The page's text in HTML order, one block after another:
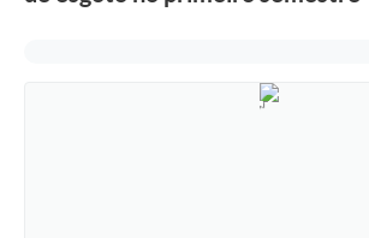
Inclusão e Acessibilidade